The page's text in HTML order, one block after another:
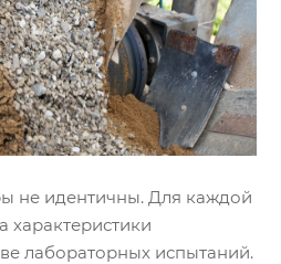
не идентичны. Для каждой
характеристики
лабораторных испытаний.